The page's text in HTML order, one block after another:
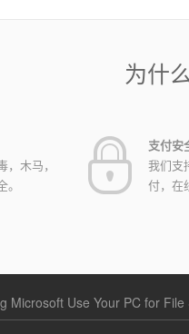
为什
木马，
支付安
我们支
付，在
Microsoft Use Your PC for File